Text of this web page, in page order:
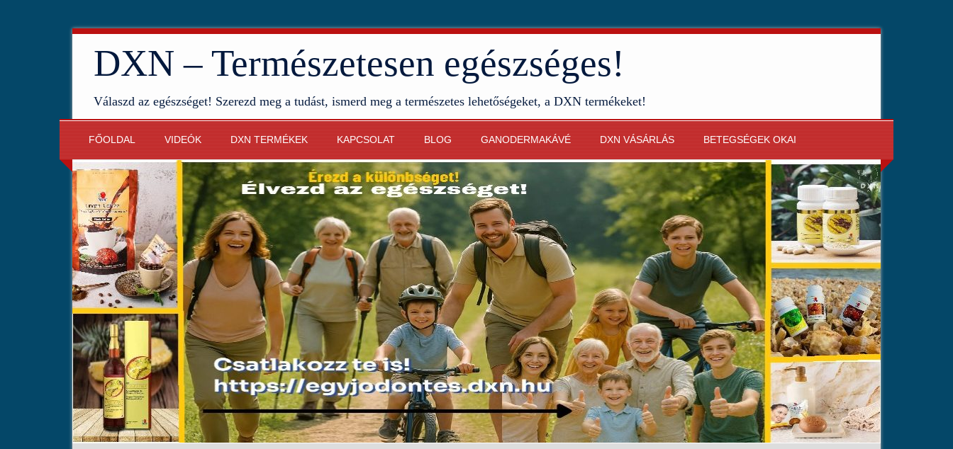
DXN – Természetesen egészséges!
Válaszd az egészséget! Szerezd meg a tudást, ismerd meg a természetes lehetőségeket, a DXN termékeket!
FŐOLDAL VIDEÓK DXN TERMÉKEK KAPCSOLAT BLOG GANODERMAKÁVÉ DXN VÁSÁRLÁS BETEGSÉGEK OKAI